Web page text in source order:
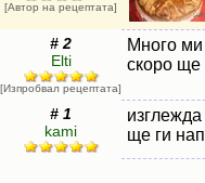
[Автор на рецептата]
# 2
Elti
[Изпробвал рецептата]
Много ми
скоро ще
# 1
kami
ще ги